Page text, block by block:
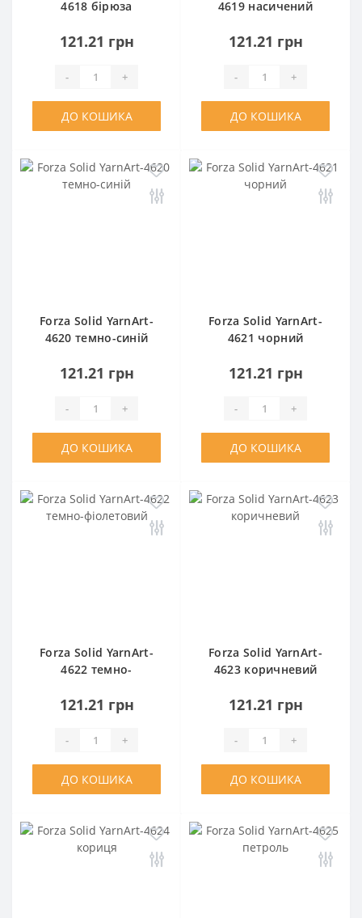
4618 бірюза
121.21 грн
- +
ДО КОШИКА
4619 насичений
121.21 грн
- +
ДО КОШИКА
Forza Solid YarnArt-
4620 темно-синій
121.21 грн
- +
ДО КОШИКА
Forza Solid YarnArt-
4621 чорний
121.21 грн
- +
ДО КОШИКА
Forza Solid YarnArt-
4622 темно-
121.21 грн
- +
ДО КОШИКА
Forza Solid YarnArt-
4623 коричневий
121.21 грн
- +
ДО КОШИКА